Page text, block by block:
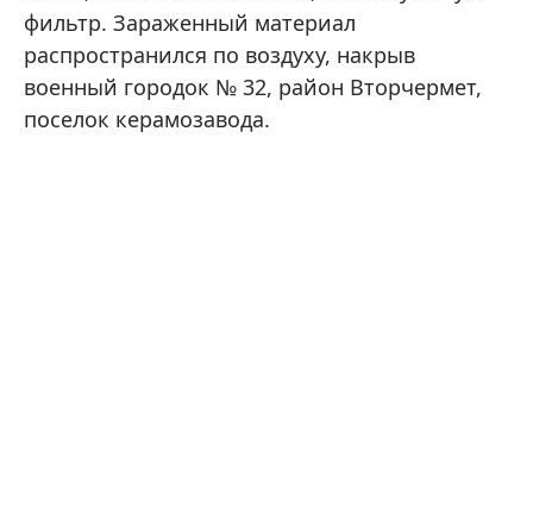
фильтр. Зараженный материал
распространился по воздуху, накрыв
военный городок № 32, район Вторчермет,
поселок керамозавода.